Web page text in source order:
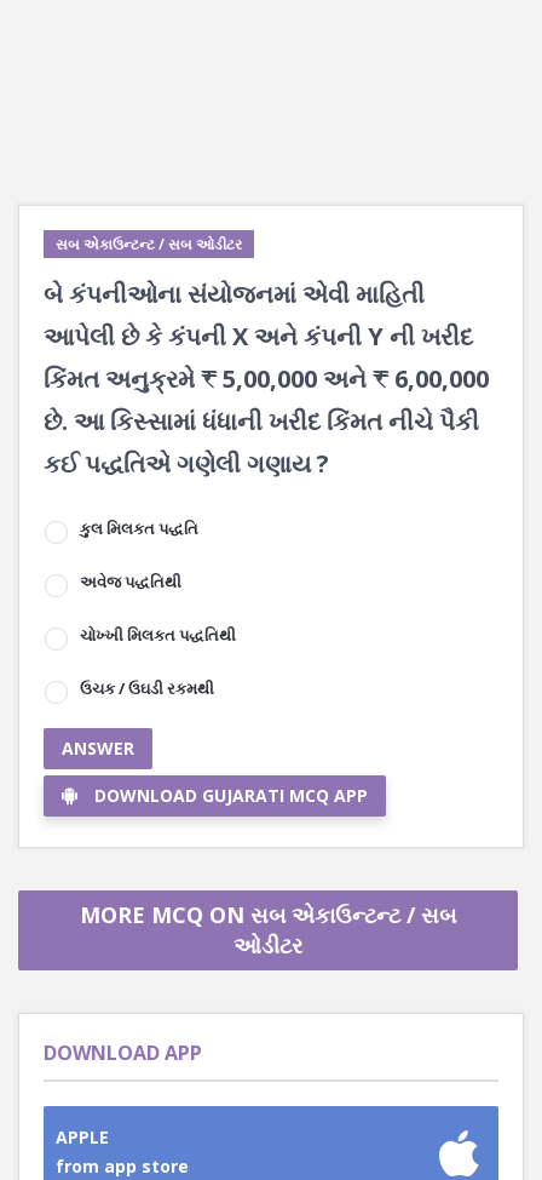
સબ એકાઉન્ટન્ટ / સબ ઓડીટર
બે કંપનીઓના સંયોજનમાં એવી માહિતી
આપેલી છે કે કંપની X અને કંપની Y ની ખરીદ
કિંમત અનુક્રમે ₹ 5,00,000 અને ₹ 6,00,000
છે. આ કિસ્સામાં ધંધાની ખરીદ કિંમત નીચે પૈકી
કઈ પદ્ધતિએ ગણેલી ગણાય ?
કુલ મિલકત પદ્ધતિ
અવેજ પદ્ધતિથી
ચોખ્ખી મિલકત પદ્ધતિથી
ઉચક / ઉઘડી રકમથી
ANSWER
DOWNLOAD GUJARATI MCQ APP
MORE MCQ ON સબ એકાઉન્ટન્ટ / સબ
ઓડીટર
DOWNLOAD APP
APPLE
from app store